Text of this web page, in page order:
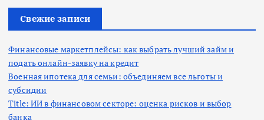
Свежие записи
Финансовые маркетплейсы: как выбрать лучший займ и
подать онлайн-заявку на кредит
Военная ипотека для семьи: объединяем все льготы и
субсидии
Title: ИИ в финансовом секторе: оценка рисков и выбор
банка